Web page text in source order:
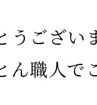
うござい
ん職人で